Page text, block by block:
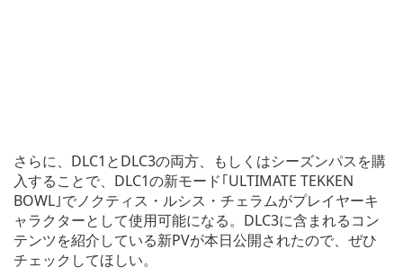
さらに、DLC1とDLC3の両方、もしくはシーズンパスを購
入することで、DLC1の新モード｢ULTIMATE TEKKEN
BOWL｣でノクティス・ルシス・チェラムがプレイヤーキ
ャラクターとして使用可能になる。DLC3に含まれるコン
テンツを紹介している新PVが本日公開されたので、ぜひ
チェックしてほしい。